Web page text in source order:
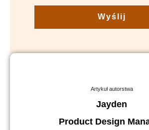
Wyślij
Artykuł autorstwa
Jayden
Product Design